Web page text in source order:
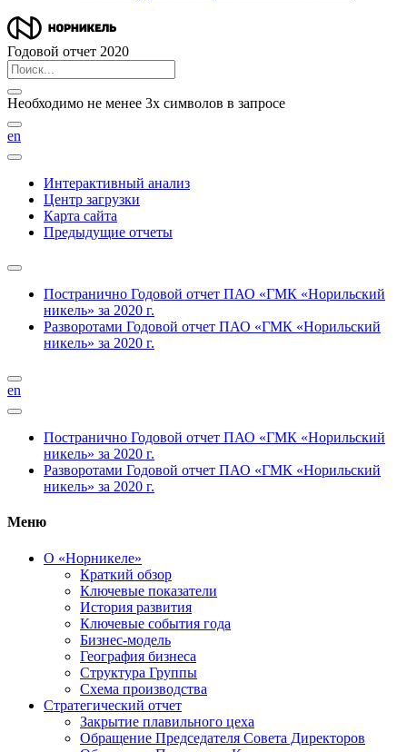
Годовой отчет 2020
Необходимо не менее 3х символов в запросе
en
Интерактивный анализ
Центр загрузки
Карта сайта
Предыдущие отчеты
Постранично Годовой отчет ПАО «ГМК «Норильский
никель» за 2020 г.
Разворотами Годовой отчет ПАО «ГМК «Норильский
никель» за 2020 г.
en
Постранично Годовой отчет ПАО «ГМК «Норильский
никель» за 2020 г.
Разворотами Годовой отчет ПАО «ГМК «Норильский
никель» за 2020 г.
Меню
О «Норникеле»
Краткий обзор
Ключевые показатели
История развития
Ключевые события года
Бизнес-модель
География бизнеса
Структура Группы
Схема производства
Стратегический отчет
Закрытие плавильного цеха
Обращение Председателя Совета Директоров